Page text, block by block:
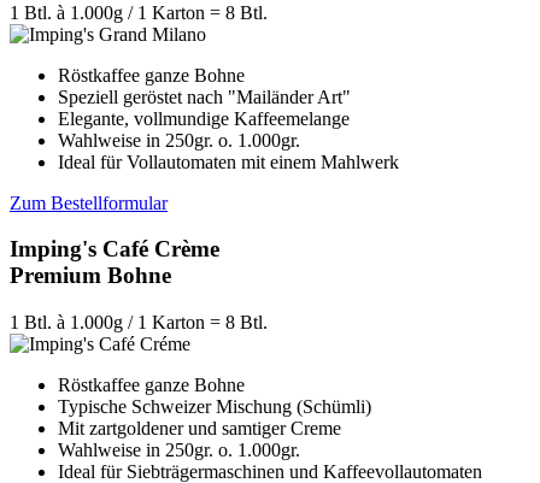
1 Btl. à 1.000g / 1 Karton = 8 Btl.
Röstkaffee ganze Bohne
Speziell geröstet nach "Mailänder Art"
Elegante, vollmundige Kaffeemelange
Wahlweise in 250gr. o. 1.000gr.
Ideal für Vollautomaten mit einem Mahlwerk
Zum Bestellformular
Imping's Café Crème
Premium Bohne
1 Btl. à 1.000g / 1 Karton = 8 Btl.
Röstkaffee ganze Bohne
Typische Schweizer Mischung (Schümli)
Mit zartgoldener und samtiger Creme
Wahlweise in 250gr. o. 1.000gr.
Ideal für Siebträgermaschinen und Kaffeevollautomaten